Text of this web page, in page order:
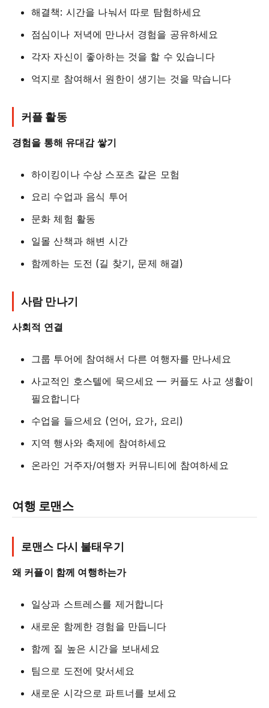
해결책: 시간을 나눠서 따로 탐험하세요
점심이나 저녁에 만나서 경험을 공유하세요
각자 자신이 좋아하는 것을 할 수 있습니다
억지로 참여해서 원한이 생기는 것을 막습니다
커플 활동
경험을 통해 유대감 쌓기
하이킹이나 수상 스포츠 같은 모험
요리 수업과 음식 투어
문화 체험 활동
일몰 산책과 해변 시간
함께하는 도전 (길 찾기, 문제 해결)
사람 만나기
사회적 연결
그룹 투어에 참여해서 다른 여행자를 만나세요
사교적인 호스텔에 묵으세요 — 커플도 사교 생활이
필요합니다
수업을 들으세요 (언어, 요가, 요리)
지역 행사와 축제에 참여하세요
온라인 거주자/여행자 커뮤니티에 참여하세요
여행 로맨스
로맨스 다시 불태우기
왜 커플이 함께 여행하는가
일상과 스트레스를 제거합니다
새로운 함께한 경험을 만듭니다
함께 질 높은 시간을 보내세요
팀으로 도전에 맞서세요
새로운 시각으로 파트너를 보세요